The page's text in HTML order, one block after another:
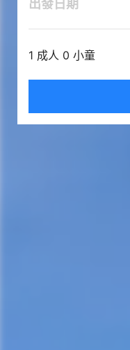
出發日期
1 成人 0 小童